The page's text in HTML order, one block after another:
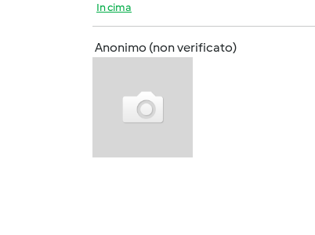
In cima
Anonimo (non verificato)